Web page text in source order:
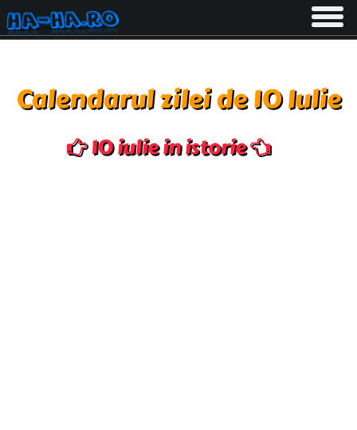
Toggle
Calendarul zilei de 10 Iulie
10 iulie in istorie